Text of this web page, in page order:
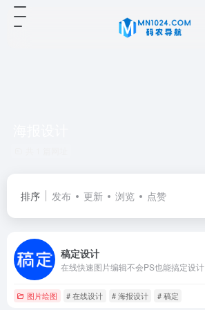
排序 发布 更新 浏览 点赞
稿定设计
在线快速图片编辑不会PS也能搞定设计
图片绘图 # 在线设计 # 海报设计 # 稿定